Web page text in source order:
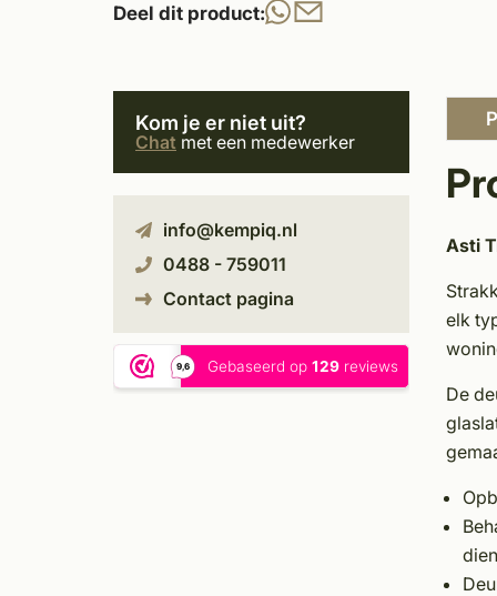
Deel dit product:
Kom je er niet uit?
Chat met een medewerker
info@kempiq.nl
0488 - 759011
Contact pagina
Asti
elk
De